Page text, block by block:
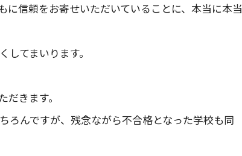
に信頼をお寄せいただいていることに、本当に本当
てまいります。
きます。
ろんですが、残念ながら不合格となった学校も同